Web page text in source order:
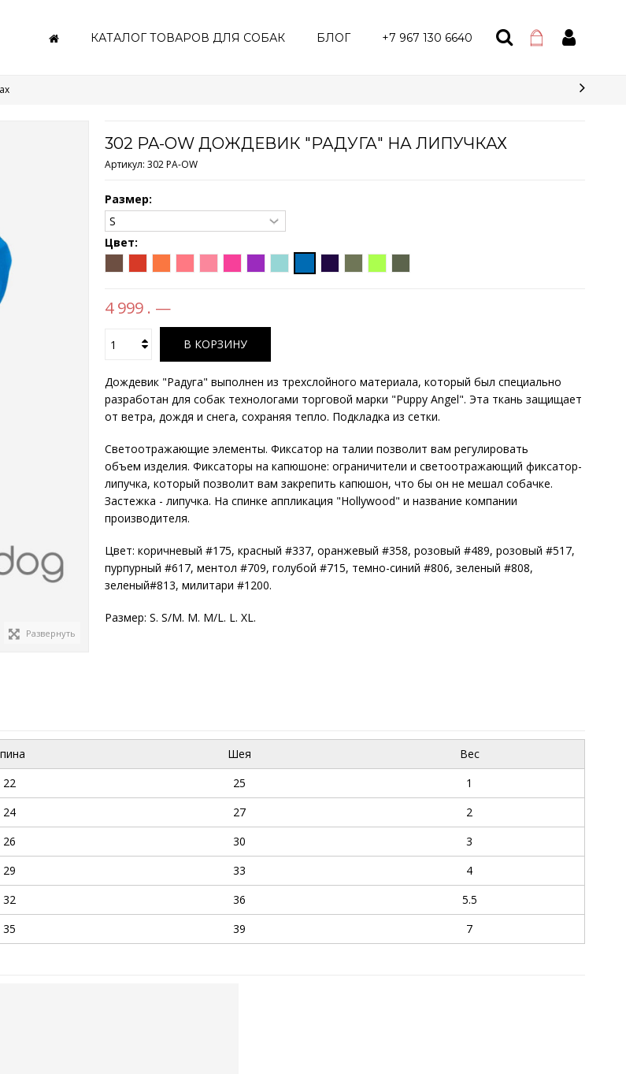
КАТАЛОГ ТОВАРОВ ДЛЯ СОБАК БЛОГ +7 967 130 6640
Развернуть
302 PA-OW ДОЖДЕВИК "РАДУГА" НА ЛИПУЧКАХ
Артикул: 302 PA-OW
Размер:
Цвет:
4 999 . —
В КОРЗИНУ
Дождевик "Радуга" выполнен из трехслойного материала, который был специально
разработан для собак технологами торговой марки "Puppy Angel". Эта ткань защищает
от ветра, дождя и снега, сохраняя тепло. Подкладка из сетки.
Светоотражающие элементы. Фиксатор на талии позволит вам регулировать
объем изделия. Фиксаторы на капюшоне: ограничители и светоотражающий фиксатор-
липучка, который позволит вам закрепить капюшон, что бы он не мешал собачке.
Застежка - липучка. На спинке аппликация "Hollywood" и название компании
производителя.
Цвет: коричневый #175, красный #337, оранжевый #358, розовый #489, розовый #517,
пурпурный #617, ментол #709, голубой #715, темно-синий #806, зеленый #808,
зеленый#813, милитари #1200.
Размер: S. S/M. M. M/L. L. XL.
Шея
Вес
22 25
1
24 27
2
26 30
3
29 33
4
32 36
5.5
35 39 7